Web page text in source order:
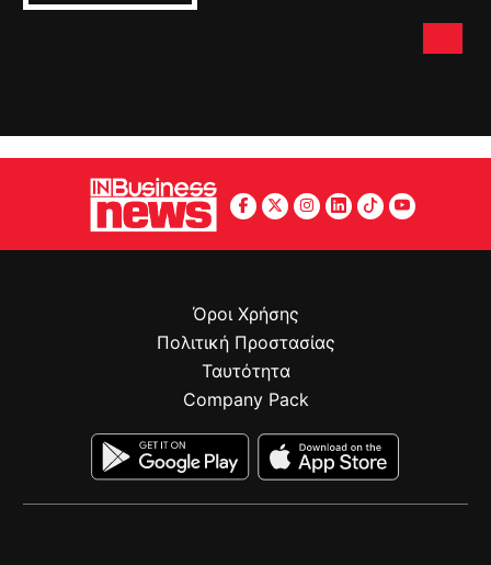
Όροι Χρήσης
Πολιτική Προστασίας
Ταυτότητα
Company Pack